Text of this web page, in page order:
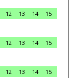
12 13 14
15
12 13 14
15
12 13 14
15